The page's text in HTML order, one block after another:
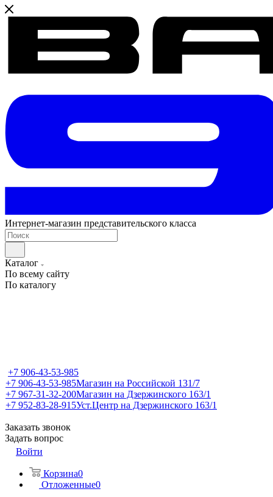
Интернет-магазин представительского класса
Каталог
По всему сайту
По каталогу
+7 906-43-53-985
+7 906-43-53-985Магазин на Российской 131/7
+7 967-31-32-200Магазин на Дзержинского 163/1
+7 952-83-28-915Уст.Центр на Дзержинского 163/1
Заказать звонок
Задать вопрос
Войти
Корзина0
Отложенные0